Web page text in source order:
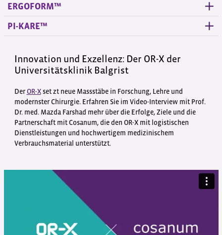
ERGOFORM™
PI-KARE™
Innovation und Exzellenz: Der OR-X der
Universitätsklinik Balgrist
Der OR-Xset zt neue Massstäbe in Forschung, Lehre und
modernster Chirurgie. Erfahren Sie im Video-Interview mit Prof.
Dr. med. Mazda Farshad mehr über die Erfolge, Ziele und die
Partnerschaft mit Cosanum, die den OR-X mit logistischen
Dienstleistungen und hochwertigem medizinischem
Verbrauchsmaterial unterstützt.